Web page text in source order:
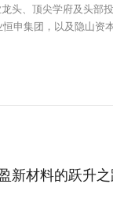
头、顶尖学府及头部
申集团，以及隐山
新材料的跃升之